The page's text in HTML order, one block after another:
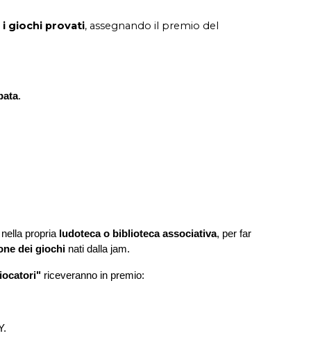
i giochi provati, assegnando il premio del
.
propria ludoteca o biblioteca associativa, per far
dei giochi nati dalla jam.
riceveranno in premio: